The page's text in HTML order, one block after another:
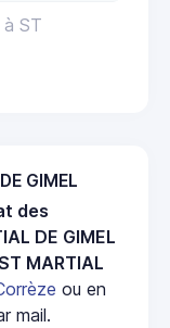
ST
GIMEL
des
DE GIMEL
MARTIAL
ou en
mail.